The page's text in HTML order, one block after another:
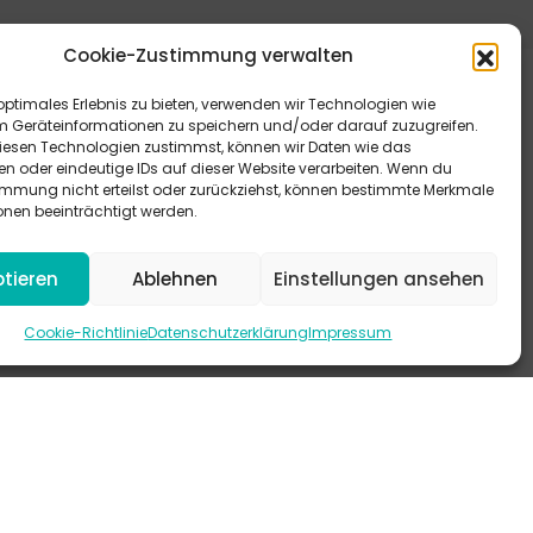
Cookie-Zustimmung verwalten
Erlebnis zu bieten, verwenden wir Technologien wie
Geräteinformationen zu speichern und/oder darauf zuzugreifen.
Technologien zustimmst, können wir Daten wie das
oder eindeutige IDs auf dieser Website verarbeiten. Wenn du
nicht erteilst oder zurückziehst, können bestimmte Merkmale
beeinträchtigt werden.
Ablehnen Einstellungen ansehen
Cookie-RichtlinieDatenschutzerklärungImpressum
Antworten bieten dir unsere FAQ.
mal auf Instagram vorbei.